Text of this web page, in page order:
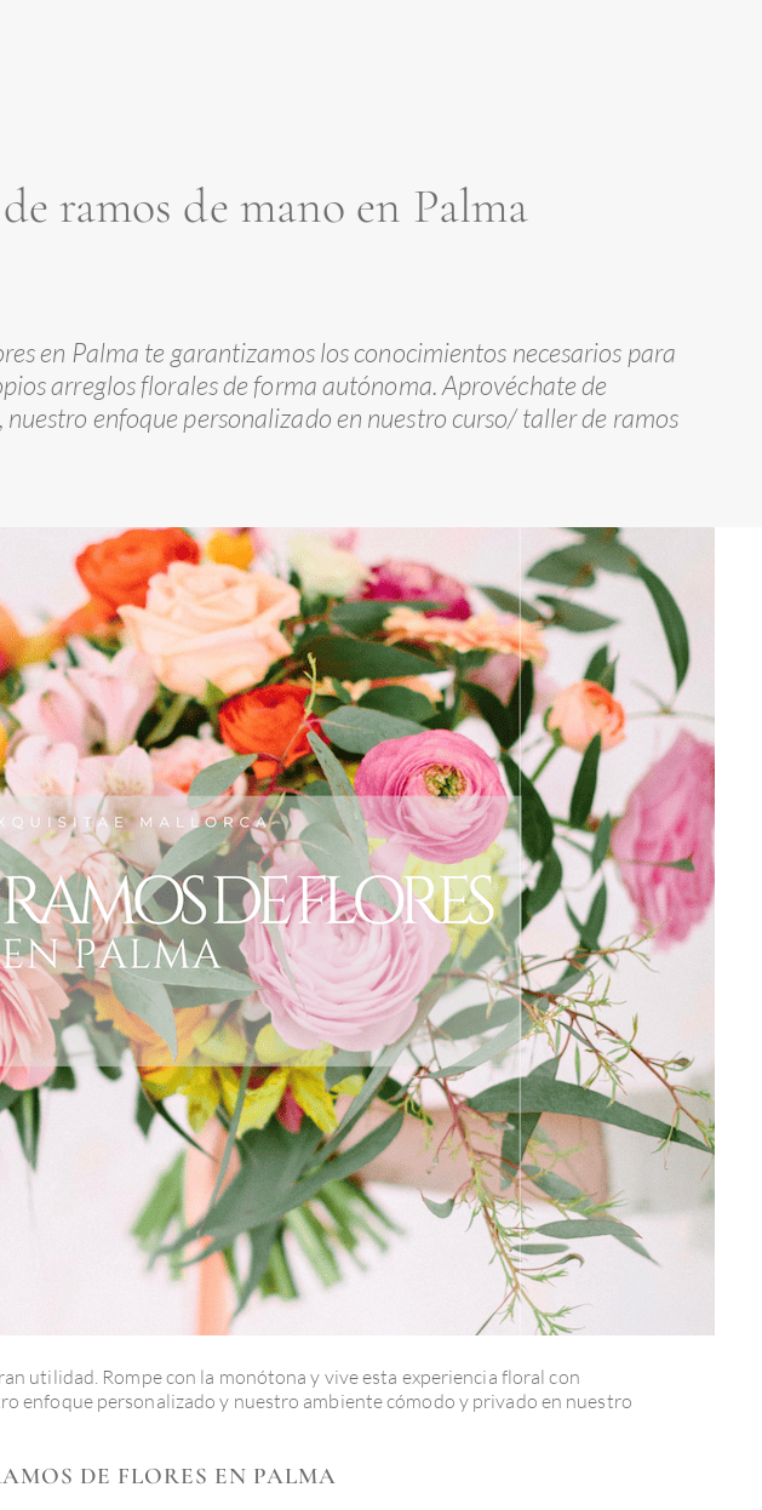
ramos de mano en Palma
en Palma te garantizamos los conocimientos necesarios para
arreglos florales de forma autónoma. Aprovéchate de
enfoque personalizado en nuestro curso/ taller de ramos
utilidad. Rompe con la monótona y vive esta experiencia floral con
enfoque personalizado y nuestro ambiente cómodo y privado en nuestro
DE FLORES EN PALMA